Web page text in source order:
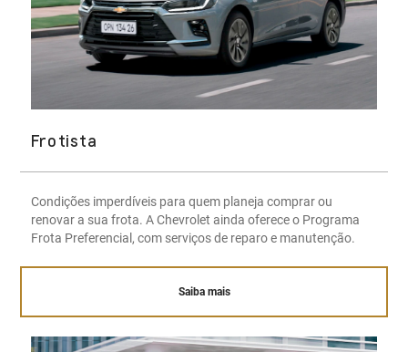
Frotista
Condições imperdíveis para quem planeja comprar ou
renovar a sua frota. A Chevrolet ainda oferece o Programa
Frota Preferencial, com serviços de reparo e manutenção.
Saiba mais